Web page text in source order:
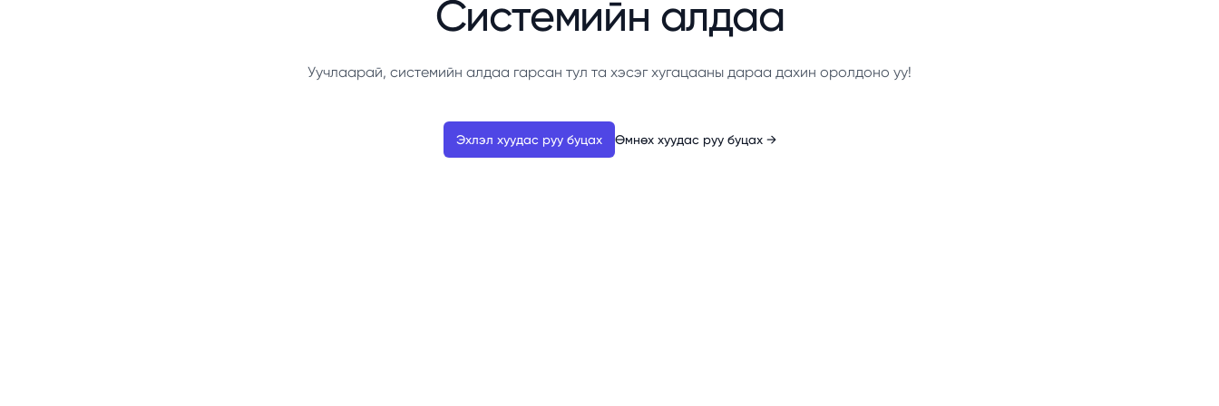
Системийн алдаа
Уучлаарай, системийн алдаа гарсан тул та хэсэг хугацааны дараа дахин оролдоно уу!
Эхлэл хуудас руу буцах Өмнөх хуудас руу буцах →